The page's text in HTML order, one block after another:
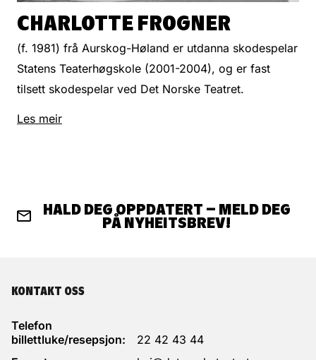
CHARLOTTE FROGNER
(f. 1981) frå Aurskog-Høland er utdanna skodespelar
Statens Teaterhøgskole (2001-2004), og er fast
tilsett skodespelar ved Det Norske Teatret.
Les meir
HALD DEG OPPDATERT – MELD DEG
PÅ NYHEITSBREV!
KONTAKT OSS
Telefon
billettluke/resepsjon:
22 42 43 44